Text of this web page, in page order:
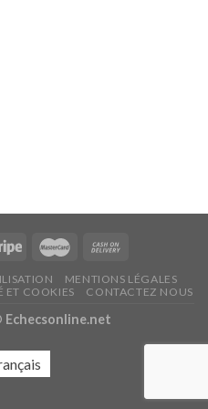
MENTIONS LÉGALES
ET COOKIES
CONTACTEZ NOUS
Echecsonline.net